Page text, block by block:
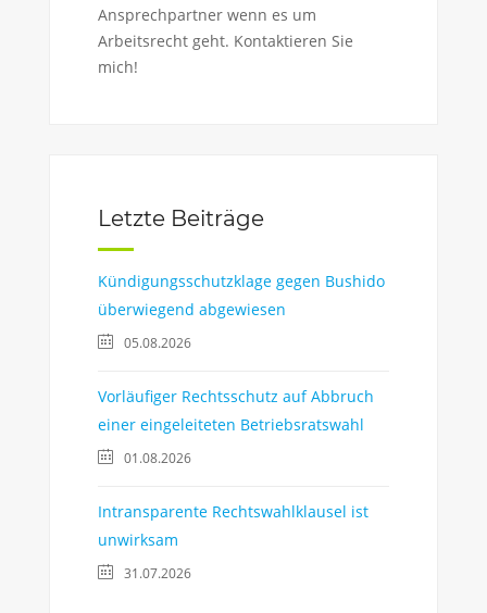
Ansprechpartner wenn es um
Arbeitsrecht geht. Kontaktieren Sie
mich!
Letzte Beiträge
Kündigungsschutzklage gegen Bushido
überwiegend abgewiesen
05.08.2026
Vorläufiger Rechtsschutz auf Abbruch
einer eingeleiteten Betriebsratswahl
01.08.2026
Intransparente Rechtswahlklausel ist
unwirksam
31.07.2026